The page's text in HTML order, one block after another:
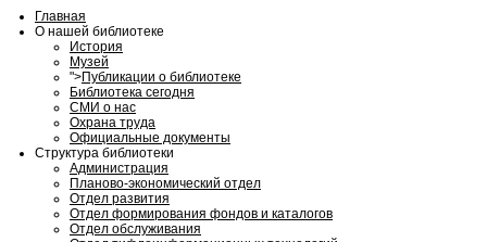
Главная
О нашей библиотеке
История
Музей
">Публикации о библиотеке
Библиотека сегодня
СМИ о нас
Охрана труда
Официальные документы
Структура библиотеки
Администрация
Планово-экономический отдел
Отдел развития
Отдел формирования фондов и каталогов
Отдел обслуживания